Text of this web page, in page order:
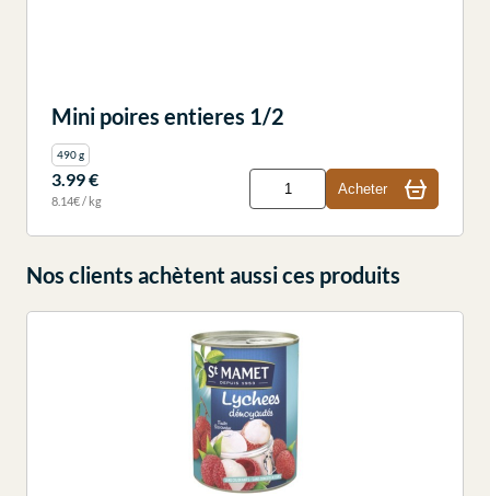
Mini poires entieres 1/2
490 g
3.99 €
8.14€ / kg
Acheter
Nos clients achètent aussi ces produits